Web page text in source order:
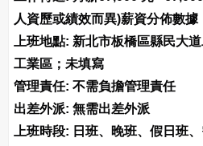
人資歷或績效而異)薪資分佈數據
上班地點: 新北市板橋區縣民大
工業區；未填寫
管理責任: 不需負擔管理責任
出差外派: 無需出差外派
上班時段: 日班、晚班、假日班